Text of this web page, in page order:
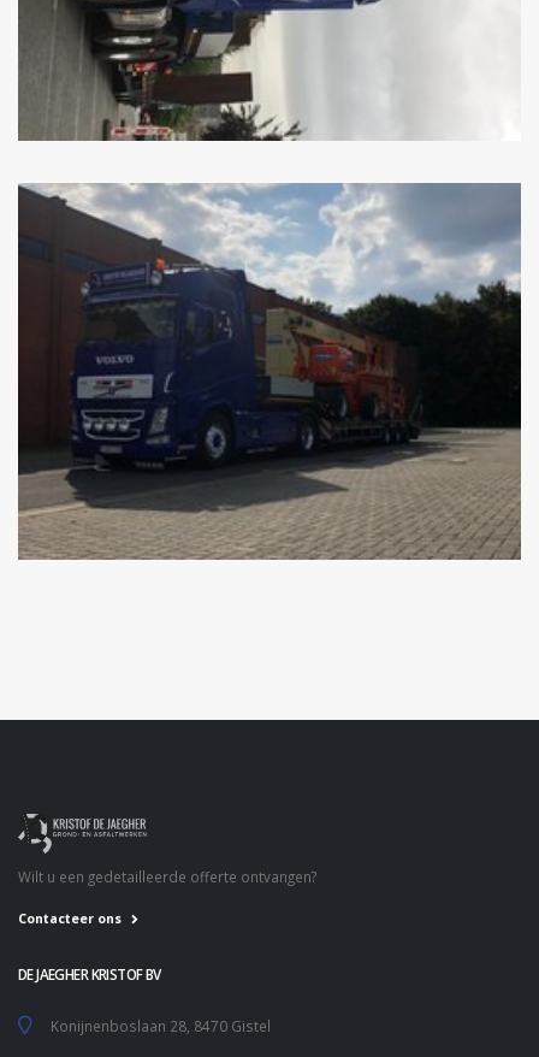
Wilt u een gedetailleerde offerte ontvangen?
Contacteer ons
DE JAEGHER KRISTOF BV
Konijnenboslaan 28, 8470 Gistel